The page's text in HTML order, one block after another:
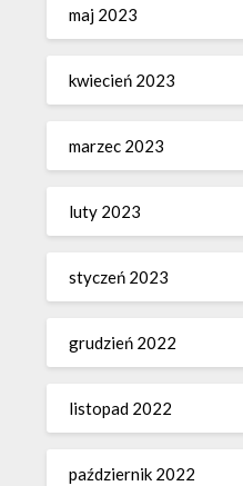
maj 2023
kwiecień 2023
marzec 2023
luty 2023
styczeń 2023
grudzień 2022
listopad 2022
październik 2022